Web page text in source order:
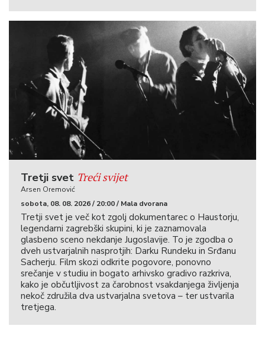
Tretji svet Treći svijet
Arsen Oremović
sobota, 08. 08. 2026 / 20:00 / Mala dvorana
Tretji svet je več kot zgolj dokumentarec o Haustorju,
legendarni zagrebški skupini, ki je zaznamovala
glasbeno sceno nekdanje Jugoslavije. To je zgodba o
dveh ustvarjalnih nasprotjih: Darku Rundeku in Srđanu
Sacherju. Film skozi odkrite pogovore, ponovno
srečanje v studiu in bogato arhivsko gradivo razkriva,
kako je občutljivost za čarobnost vsakdanjega življenja
nekoč združila dva ustvarjalna svetova – ter ustvarila
tretjega.